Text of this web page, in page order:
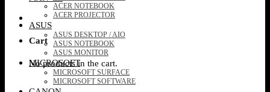
Cart
No products in the cart.
ACER NOTEBOOK
ACER PROJECTOR
ASUS
ASUS DESKTOP / AIO
ASUS NOTEBOOK
ASUS MONITOR
MICROSOFT
MICROSOFT SURFACE
MICROSOFT SOFTWARE